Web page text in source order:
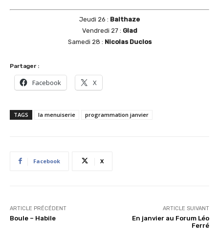
Jeudi 26 : Balthaze
Vendredi 27 : Glad
Samedi 28 : Nicolas Duclos
Partager :
Facebook X
TAGS la menuiserie programmation janvier
Facebook X
ARTICLE PRÉCÉDENT
Boule – Habile
ARTICLE SUIVANT
En janvier au Forum Léo
Ferré